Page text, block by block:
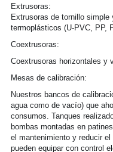
Extrusoras:
Extrusoras de tornillo simple
termoplásticos (U-PVC, PP,
Coextrusoras:
Coextrusoras horizontales y
Mesas de calibración:
Nuestros bancos de
agua como de vacío) que
consumos. Tanques
bombas montadas en
el mantenimiento y reducir
pueden equipar con control